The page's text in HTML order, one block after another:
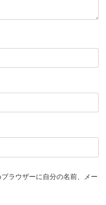
ラウザーに自分の名前、メー